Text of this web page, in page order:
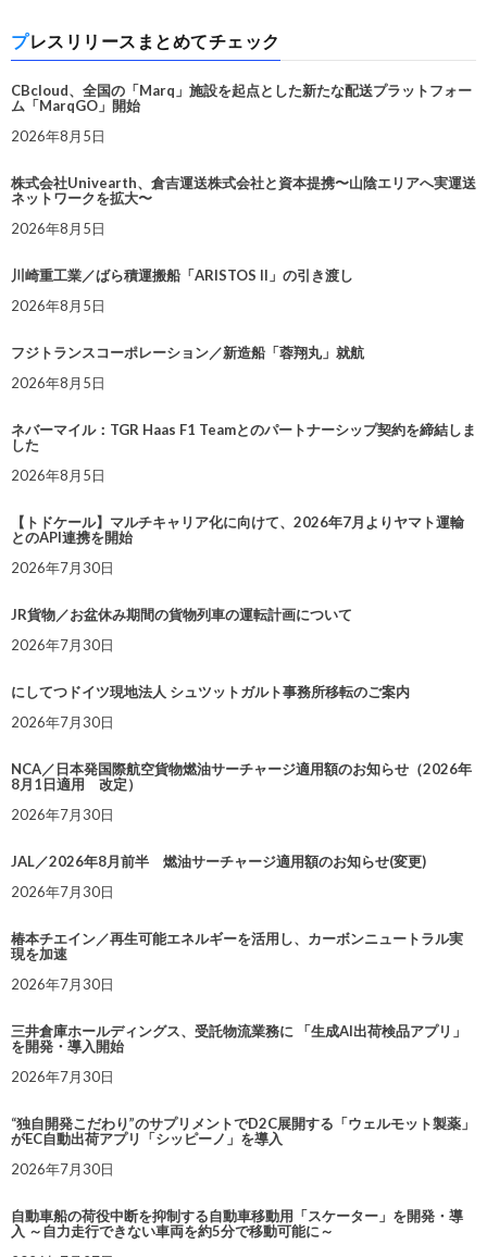
プレスリリースまとめてチェック
CBcloud、全国の「Marq」施設を起点とした新たな配送プラットフォー
ム「MarqGO」開始
2026年8月5日
株式会社Univearth、倉吉運送株式会社と資本提携〜山陰エリアへ実運送
ネットワークを拡大〜
2026年8月5日
川崎重工業／ばら積運搬船「ARISTOS II」の引き渡し
2026年8月5日
フジトランスコーポレーション／新造船「蓉翔丸」就航
2026年8月5日
ネバーマイル：TGR Haas F1 Teamとのパートナーシップ契約を締結しま
した
2026年8月5日
【トドケール】マルチキャリア化に向けて、2026年7月よりヤマト運輸
とのAPI連携を開始
2026年7月30日
JR貨物／お盆休み期間の貨物列車の運転計画について
2026年7月30日
にしてつドイツ現地法人 シュツットガルト事務所移転のご案内
2026年7月30日
NCA／日本発国際航空貨物燃油サーチャージ適用額のお知らせ（2026年
8月1日適用 改定）
2026年7月30日
JAL／2026年8月前半 燃油サーチャージ適用額のお知らせ(変更)
2026年7月30日
椿本チエイン／再生可能エネルギーを活用し、カーボンニュートラル実
現を加速
2026年7月30日
三井倉庫ホールディングス、受託物流業務に 「生成AI出荷検品アプリ」
を開発・導入開始
2026年7月30日
“独自開発こだわり”のサプリメントでD2C展開する「ウェルモット製薬」
がEC自動出荷アプリ「シッピーノ」を導入
2026年7月30日
自動車船の荷役中断を抑制する自動車移動用「スケーター」を開発・導
入 ～自力走行できない車両を約5分で移動可能に～